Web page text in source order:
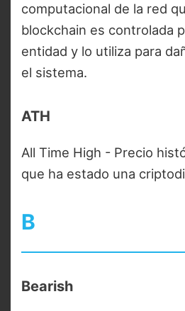
computacional de la red
blockchain es controlada
entidad y lo utiliza para
el sistema.
ATH
All Time High - Precio
que ha estado una
B
Bearish